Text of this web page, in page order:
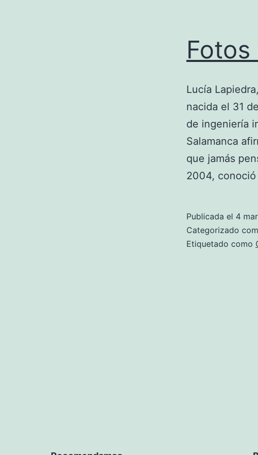
Lucía
nacida el 31
de ingeniería
Salamanca
que jamás
2004,
Publicada el 4
Categorizado
Etiquetado como